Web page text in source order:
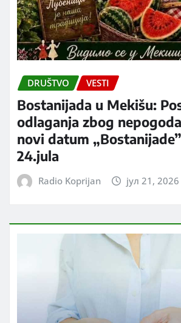
DRUŠTVO VESTI
Bostanijada u Mekišu:
odlaganja zbog
novi datum
24.jula
Radio Koprijan јул 21, 2026